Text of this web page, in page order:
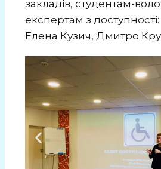
закладів, студентам-
експертам з
Елена Кузич, Дмитро